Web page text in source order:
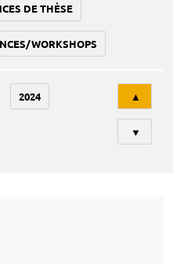
DE THÈSE
WORKSHOPS
2024 ▲
▼